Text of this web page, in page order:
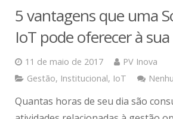
5 vantagens que uma
IoT pode oferecer à
11 de maio de 2017
PV Inova
Gestão, Institucional, IoT
Quantas horas de seu dia são